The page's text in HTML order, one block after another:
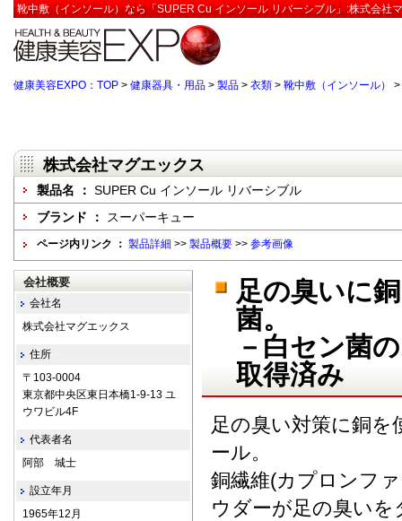
靴中敷（インソール）なら「SUPER Cu インソール リバーシブル」:株式会社
健康美容EXPO：TOP > 健康器具・用品 > 製品 > 衣類 > 靴中敷（インソール） >
株式会社マグエックス
製品名 ： SUPER Cu インソール リバーシブル
ブランド ：
スーパーキュー
ページ内リンク ： 製品詳細 >> 製品概要 >> 参考画像
足の臭いに
菌。
－白セン菌
取得済み
足の臭い対策に銅を
ール。
銅繊維(カプロンフ
ウダーが足の臭い
会社概要
会社名
株式会社マグエックス
住所
〒103-0004
東京都中央区東日本橋1-9-13 ユ
ウワビル4F
代表者名
阿部 城士
設立年月
1965年12月